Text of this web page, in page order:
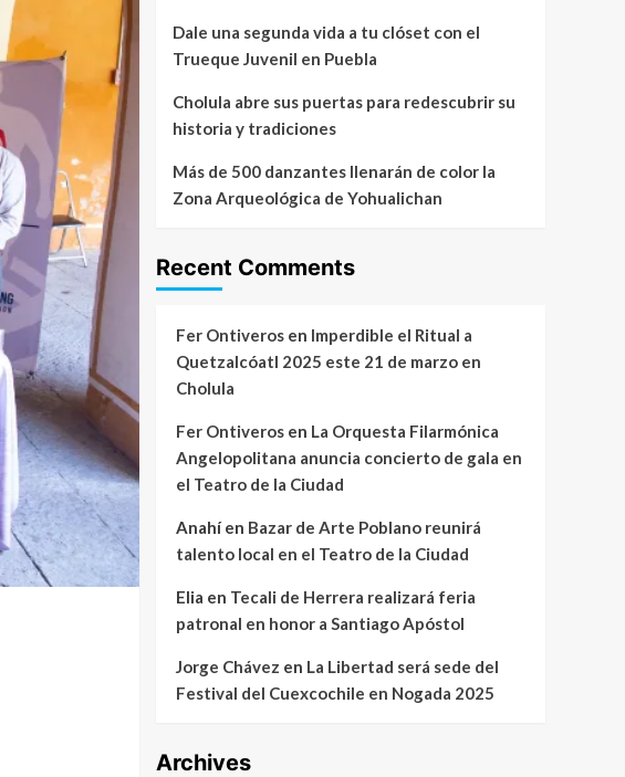
Dale una segunda vida a tu clóset con el
Trueque Juvenil en Puebla
Cholula abre sus puertas para redescubrir su
historia y tradiciones
Más de 500 danzantes llenarán de color la
Zona Arqueológica de Yohualichan
Recent Comments
Fer Ontiverosen Imperdible el Ritual a
Quetzalcóatl 2025 este 21 de marzo en
Cholula
Fer Ontiverosen La Orquesta Filarmónica
Angelopolitana anuncia concierto de gala en
el Teatro de la Ciudad
Anahíen Bazar de Arte Poblano reunirá
talento local en el Teatro de la Ciudad
Elia en Tecali de Herrera realizará feria
patronal en honor a Santiago Apóstol
Jorge Chávez en La Libertad será sede del
Festival del Cuexcochile en Nogada 2025
Archives